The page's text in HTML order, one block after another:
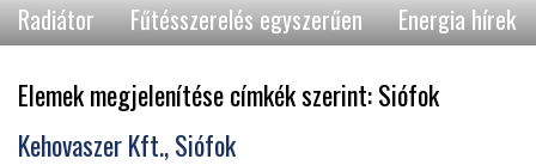
Radiátor
Fűtésszerelés egyszerűen Energia hírek
Elemek megjelenítése címkék szerint: Siófok
Kehovaszer Kft., Siófok